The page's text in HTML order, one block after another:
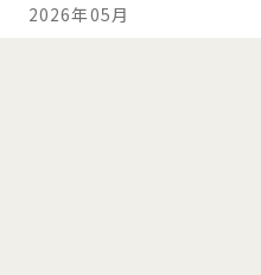
2026年05月